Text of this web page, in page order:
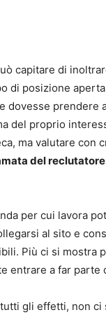
capitare di
di posizione
dovesse prendere
del proprio
ma valutare con
del
per cui lavora
al sito e
Più ci si mostra
entrare a far parte
gli effetti, non